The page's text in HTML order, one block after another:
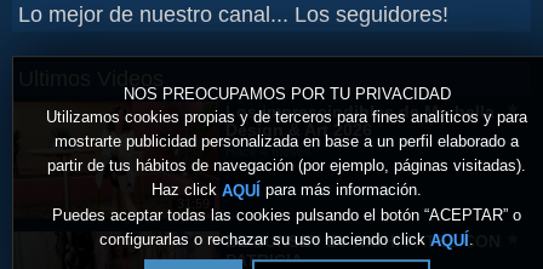
NOS PREOCUPAMOS POR TU PRIVACIDAD
Utilizamos cookies propias y de terceros para fines analíticos y para
mostrarte publicidad personalizada en base a un perfil elaborado a
partir de tus hábitos de navegación (por ejemplo, páginas visitadas).
Haz click AQUÍ para más información.
Puedes aceptar todas las cookies pulsando el botón “ACEPTAR” o
configurarlas o rechazar su uso haciendo click AQUÍ
Lo mejor de nuestro canal... Los seguidores!
Los imprescindibles de Marbella
Design & Art 2026
Hace 4 meses
BE SUNSET BY NIDHI PATEL CON
PATRICIA